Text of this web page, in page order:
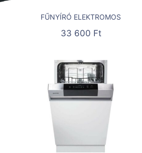
FŰNYÍRÓ ELEKTROMOS
33 600 Ft